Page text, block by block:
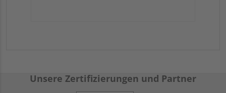
Unsere Zertifizierungen und Partner